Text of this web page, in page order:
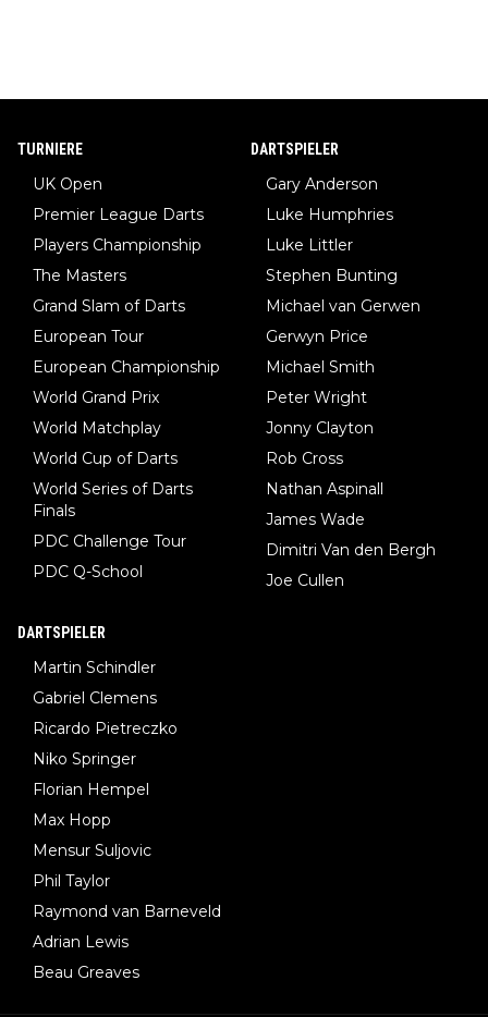
TURNIERE
UK Open
Premier League Darts
Players Championship
The Masters
Grand Slam of Darts
European Tour
European Championship
World Grand Prix
World Matchplay
World Cup of Darts
World Series of Darts
Finals
PDC Challenge Tour
PDC Q-School
DARTSPIELER
Gary Anderson
Luke Humphries
Luke Littler
Stephen Bunting
Michael van Gerwen
Gerwyn Price
Michael Smith
Peter Wright
Jonny Clayton
Rob Cross
Nathan Aspinall
James Wade
Dimitri Van den Bergh
Joe Cullen
DARTSPIELER
Martin Schindler
Gabriel Clemens
Ricardo Pietreczko
Niko Springer
Florian Hempel
Max Hopp
Mensur Suljovic
Phil Taylor
Raymond van Barneveld
Adrian Lewis
Beau Greaves